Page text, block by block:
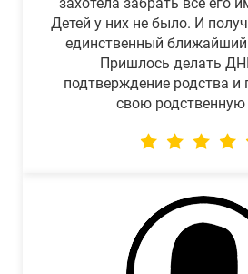
захотела забрать все его
Детей у них не было. И
единственный ближайший
Пришлось делать
подтверждение родства и
свою родственную